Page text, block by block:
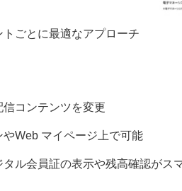
ごとに最適なアプローチ
コンテンツを変更
Web マイページ上で可能
ル会員証の表示や残高確認がス